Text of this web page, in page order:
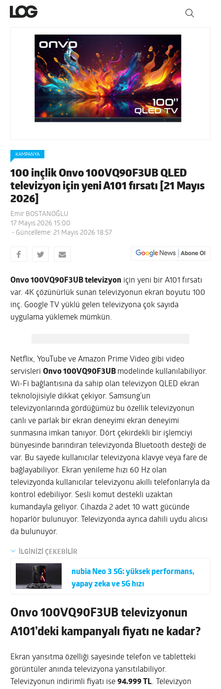
KAMPANYA
100 inçlik Onvo 100VQ90F3UB QLED
televizyon için yeni A101 fırsatı [21 Mayıs
2026]
Emir BOSTANOĞLU
17 Mayıs 2026 15:00
- Güncelleme: 21 Mayıs 2026 18:57
Onvo 100VQ90F3UB televizyon için yeni bir A101 fırsatı
var. 4K çözünürlük sunan televizyonun ekran boyutu 100
inç. Google TV yüklü gelen televizyona çok sayıda
uygulama yüklemek mümkün.
Netflix, YouTube ve Amazon Prime Video gibi video
servisleriOnvo 100VQ90F3UB modelinde kullanılabiliyor.
Wi-Fi bağlantısına da sahip olan televizyon QLED ekran
teknolojisiyle dikkat çekiyor. Samsung’un
televizyonlarında gördüğümüz bu özellik televizyonun
canlı ve parlak bir ekran deneyimi ekran deneyimi
sunmasına imkan tanıyor. Dört çekirdekli bir işlemciyi
bünyesinde barındıran televizyonda Bluetooth desteği de
var. Bu sayede kullanıcılar televizyona klavye veya fare de
bağlayabiliyor. Ekran yenileme hızı 60 Hz olan
televizyonda kullanıcılar televizyonu akıllı telefonlarıyla da
kontrol edebiliyor. Sesli komut destekli uzaktan
kumandayla geliyor. Cihazda 2 adet 10 watt gücünde
hoparlör bulunuyor. Televizyonda ayrıca dahili uydu alıcısı
da bulunuyor.
İLGİNİZİ ÇEKEBİLİR
nubia Neo 3 5G: yüksek performans,
yapay zeka ve 5G hızı
Onvo 100VQ90F3UB televizyonun
A101’deki kampanyalı fiyatı ne kadar?
Ekran yansıtma özelliği sayesinde telefon ve tabletteki
görüntüler anında televizyona yansıtılabiliyor.
Televizyonun indirimli fiyatı ise94.999 TL. Televizyon